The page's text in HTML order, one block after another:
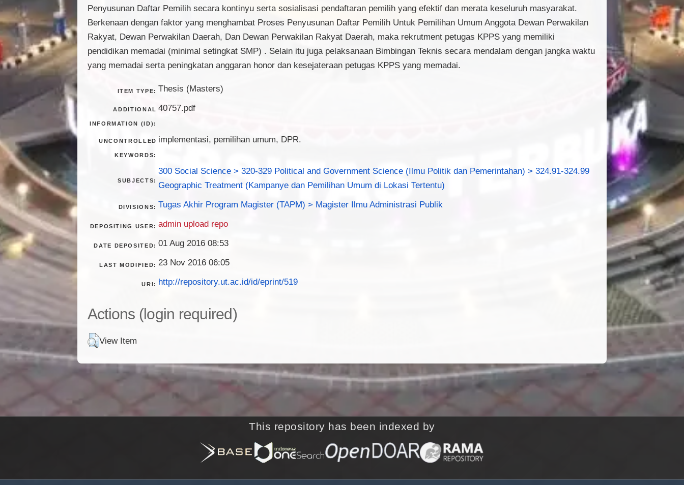
Penyusunan Daftar Pemilih secara kontinyu serta sosialisasi pendaftaran pemilih yang efektif dan merata keseluruh masyarakat.
Berkenaan dengan faktor yang menghambat Proses Penyusunan Daftar Pemilih Untuk Pemilihan Umum Anggota Dewan Perwakilan
Rakyat, Dewan Perwakilan Daerah, Dan Dewan Perwakilan Rakyat Daerah, maka rekrutment petugas KPPS yang memiliki
pendidikan memadai (minimal setingkat SMP) . Selain itu juga pelaksanaan Bimbingan Teknis secara mendalam dengan jangka waktu
yang memadai serta peningkatan anggaran honor dan kesejateraan petugas KPPS yang memadai.
ITEM TYPE: Thesis (Masters)
ADDITIONAL
INFORMATION (ID):
40757.pdf
UNCONTROLLED
KEYWORDS:
implementasi, pemilihan umum, DPR.
SUBJECTS:
300 Social Science > 320-329 Political and Government Science (Ilmu Politik dan Pemerintahan) > 324.91-324.99
Geographic Treatment (Kampanye dan Pemilihan Umum di Lokasi Tertentu)
DIVISIONS: Tugas Akhir Program Magister (TAPM) > Magister Ilmu Administrasi Publik
DEPOSITING USER: admin upload repo
DATE DEPOSITED: 01 Aug 2016 08:53
LAST MODIFIED: 23 Nov 2016 06:05
URI: http://repository.ut.ac.id/id/eprint/519
Actions (login required)
View Item
This repository has been indexed by